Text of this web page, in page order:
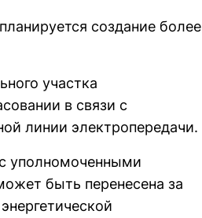
создание более
участка
в связи с
линии электропередачи.
уполномоченными
быть перенесена за